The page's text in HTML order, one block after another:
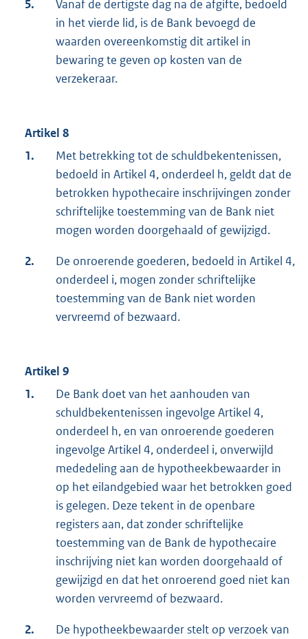
5.
Vanaf de dertigste dag na de afgifte, bedoeld
in het vierde lid, is de Bank bevoegd de
waarden overeenkomstig dit artikel in
bewaring te geven op kosten van de
verzekeraar.
Artikel 8
1.
Met betrekking tot de schuldbekentenissen,
bedoeld in Artikel 4, onderdeel h, geldt dat de
betrokken hypothecaire inschrijvingen zonder
schriftelijke toestemming van de Bank niet
mogen worden doorgehaald of gewijzigd.
2.
De onroerende goederen, bedoeld in Artikel 4,
onderdeel i, mogen zonder schriftelijke
toestemming van de Bank niet worden
vervreemd of bezwaard.
Artikel 9
1.
De Bank doet van het aanhouden van
schuldbekentenissen ingevolge Artikel 4,
onderdeel h, en van onroerende goederen
ingevolge Artikel 4, onderdeel i, onverwijld
mededeling aan de hypotheekbewaarder in
op het eilandgebied waar het betrokken goed
is gelegen. Deze tekent in de openbare
registers aan, dat zonder schriftelijke
toestemming van de Bank de hypothecaire
inschrijving niet kan worden doorgehaald of
gewijzigd en dat het onroerend goed niet kan
worden vervreemd of bezwaard.
2.
De hypotheekbewaarder stelt op verzoek van